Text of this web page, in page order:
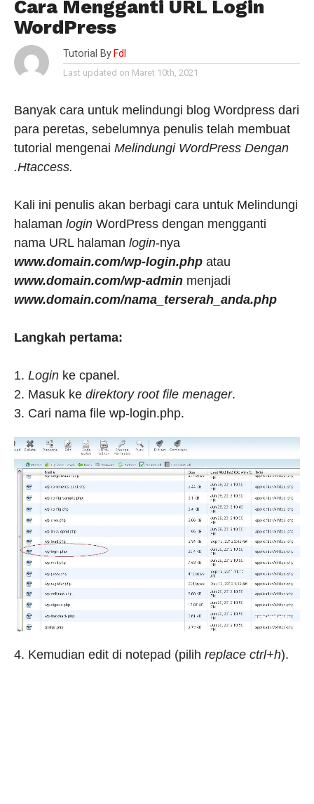
Cara Mengganti URL Login
WordPress
Tutorial By Fdl
Last updated on Maret 10th, 2021
Banyak cara untuk melindungi blog Wordpress dari
para peretas, sebelumnya penulis telah membuat
tutorial mengenai Melindungi WordPress Dengan
.Htaccess.
Kali ini penulis akan berbagi cara untuk Melindungi
halaman loginWordPress dengan mengganti
nama URL halaman login-nya
www.domain.com/wp-login.phpatau
www.domain.com/wp-adminmenjadi
www.domain.com/nama_terserah_anda.php
Langkah pertama:
1. Loginke cpanel.
2. Masuk ke direktory root file menager.
3. Cari nama file wp-login.php.
4. Kemudian edit di notepad (pilih replace ctrl+h).